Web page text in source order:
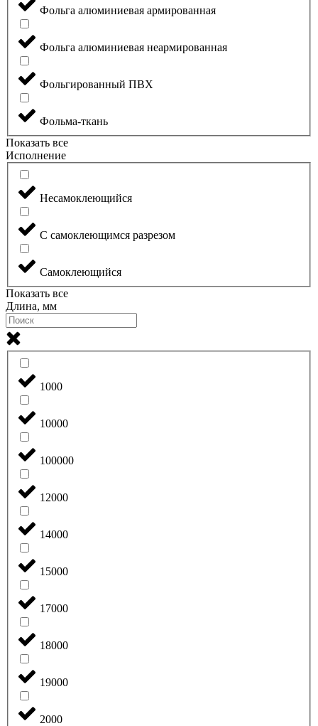
Фольга алюминиевая армированная
Фольга алюминиевая неармированная
Фольгированный ПВХ
Фольма-ткань
Показать все
Исполнение
Несамоклеющийся
С самоклеющимся разрезом
Самоклеющийся
Показать все
Длина, мм
1000
10000
100000
12000
14000
15000
17000
18000
19000
2000